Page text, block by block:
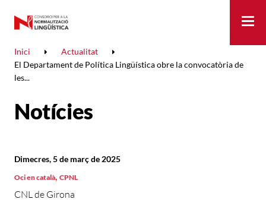
Inici
Actualitat
El Departament de Política Lingüística obre la convocatòria de
les...
Notícies
CNL de Girona
Dimecres, 5 de març de 2025
Oci en català, CPNL